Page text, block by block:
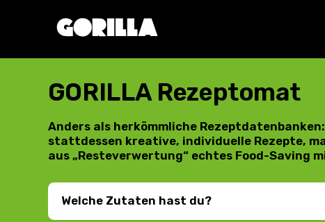
GORILLA Rezeptomat
Anders als herkömmliche
stattdessen kreative, individuelle Rezepte,
aus „Resteverwertung“ echtes Food-Saving